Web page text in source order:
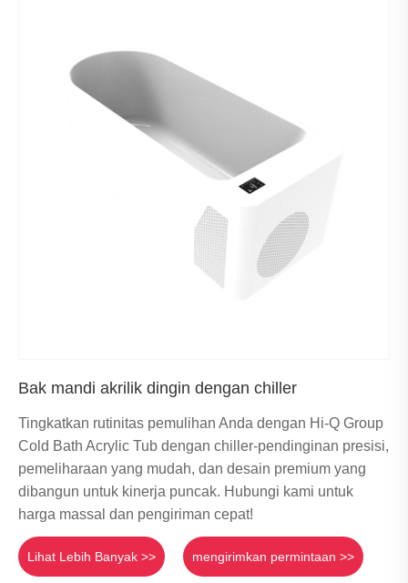
Bak mandi akrilik dingin dengan chiller
Tingkatkan rutinitas pemulihan Anda dengan Hi-Q Group
Cold Bath Acrylic Tub dengan chiller-pendinginan presisi,
pemeliharaan yang mudah, dan desain premium yang
dibangun untuk kinerja puncak. Hubungi kami untuk
harga massal dan pengiriman cepat!
Lihat Lebih Banyak >> mengirimkan permintaan >>